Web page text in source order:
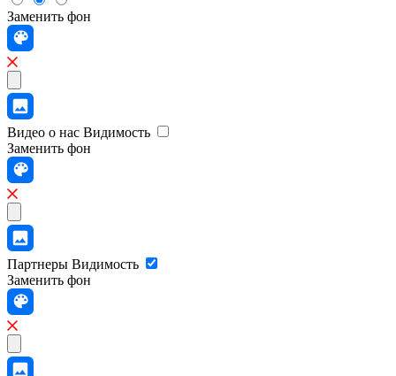
Заменить фон
Видео о нас Видимость
Заменить фон
Партнеры Видимость
Заменить фон